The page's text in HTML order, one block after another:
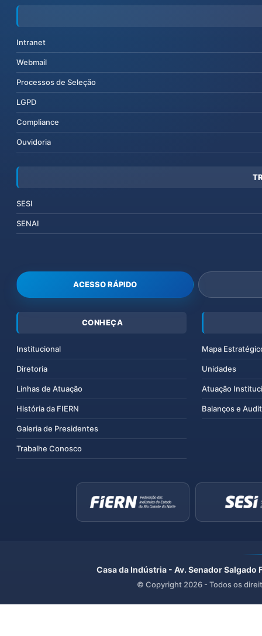
Intranet
Webmail
Processos de Seleção
LGPD
Compliance
Ouvidoria
SESI
SENAI
ACESSO RÁPIDO
CONHEÇA
Institucional
Diretoria
Linhas de Atuação
História da FIERN
Galeria de Presidentes
Trabalhe Conosco
Mapa
Unidades
Atuação
Balanços e
Casa da Indústria - Av. Senador
© Copyright 2026 - Todos os